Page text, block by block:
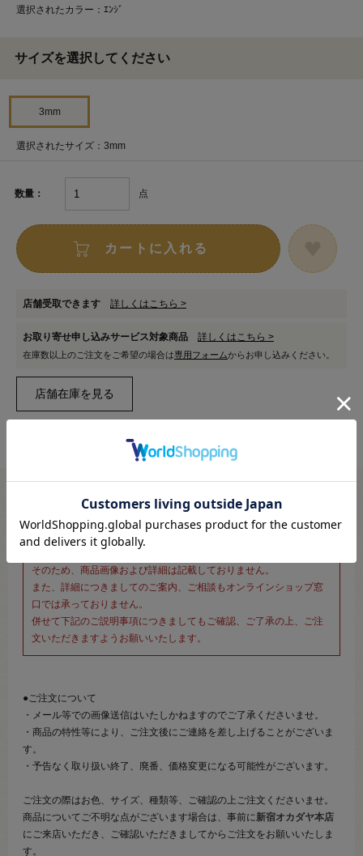
選択されたカラー：ｴﾝｼﾞ
サイズを選択してください
3mm
選択されたサイズ：3mm
数量： 点
カートに入れる
店舗受取できます 詳しくはこちら >
お取り寄せ申し込みサービス対象商品 詳しくはこちら >
在庫数以上のご注文をご希望の場合は専用フォームからお申し込みください。
※新宿オカダヤ本店お取り扱い商品のご注文専用ページです※
こちらのページは、店頭にてあらかじめ商品詳細および商品コード
をご確認いただいた上でご注文いただけるページです。
そのため、商品画像および詳細は記載しておりません。
また、詳細につきましてのご案内、ご相談もオンラインショップ窓
口では承っておりません。
併せて下記のご説明事項につきましてもご確認、ご了承の上、ご注
文いただきますようお願いいたします。
●ご注文について
・メール等での画像送信はいたしかねますのでご了承くださいませ。
・商品の特性等により、ご注文後にご連絡を差し上げることがございま
す。
・予告なく取り扱い終了、廃番、価格変更になる可能性がございます。
ご注文の際はお色、サイズ、種類等、ご確認の上ご注文くださいませ。
商品についてご不明な点がございます場合は、事前に新宿オカダヤ本店
にご来店いただき、ご確認いただきましてからご注文をお願いいたしま
す。